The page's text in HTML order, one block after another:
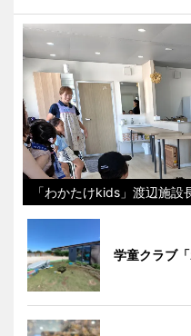
「わかたけkids」渡辺施設
学童クラブ